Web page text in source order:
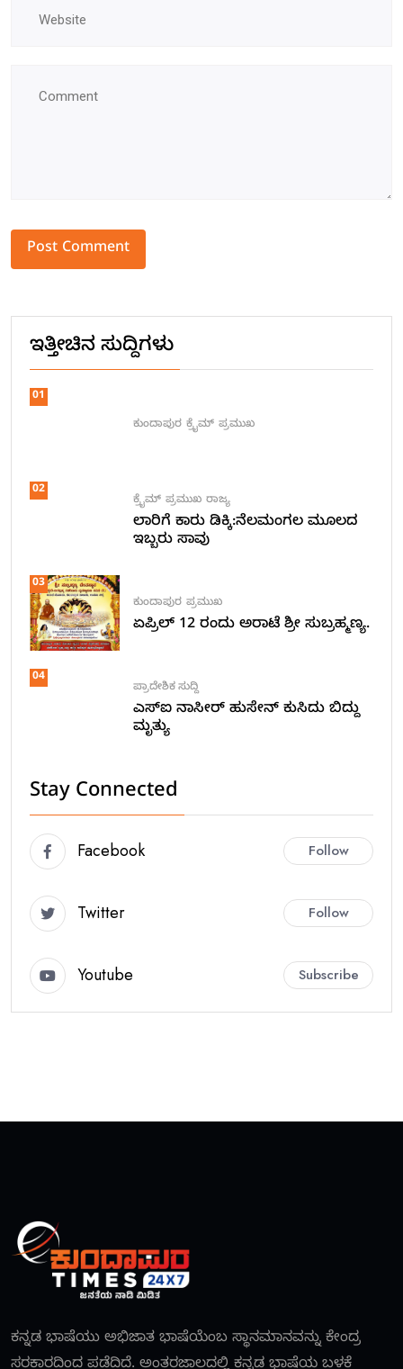
ಇತ್ತೀಚಿನ ಸುದ್ದಿಗಳು
01
ಕುಂದಾಪುರ ಕ್ರೈಮ್ ಪ್ರಮುಖ
02
ಕ್ರೈಮ್ ಪ್ರಮುಖ ರಾಜ್ಯ
ಲಾರಿಗೆ ಕಾರು ಡಿಕ್ಕಿ:ನೆಲಮಂಗಲ ಮೂಲದ
ಇಬ್ಬರು ಸಾವು
03
ಕುಂದಾಪುರ ಪ್ರಮುಖ
ಏಪ್ರಿಲ್ 12 ರಂದು ಅರಾಟೆ ಶ್ರೀ ಸುಬ್ರಹ್ಮಣ್ಯ.
04
ಪ್ರಾದೇಶಿಕ ಸುದ್ದಿ
ಎಸ್ಐ ನಾಸೀರ್ ಹುಸೇನ್ ಕುಸಿದು ಬಿದ್ದು
ಮೃತ್ಯು
Stay Connected
Facebook Follow
Twitter Follow
Youtube Subscribe
ಕನ್ನಡ ಭಾಷೆಯು ಅಭಿಜಾತ ಭಾಷೆಯೆಂಬ ಸ್ಥಾನಮಾನವನ್ನು ಕೇಂದ್ರ